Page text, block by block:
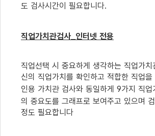
도 검사시간이 필요합니다.
직업가치관검사 인터넷 전용
직업선택 시 중요하게 생각하는 직업가
신의 직업가치를 확인하고 적합한 직업을
인용 가치관 검사와 동일하게 9가지 직업
의 중요도를 그래프로 보여주고 있으며
정도 필요합니다